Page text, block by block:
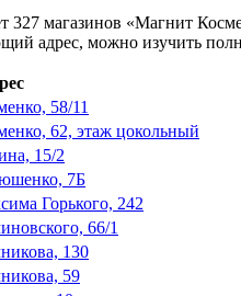
327 магазинов «Магнит
адрес, можно изучить
58/11
62, этаж цокольный
15/2
7Б
Горького, 242
66/1
130
59